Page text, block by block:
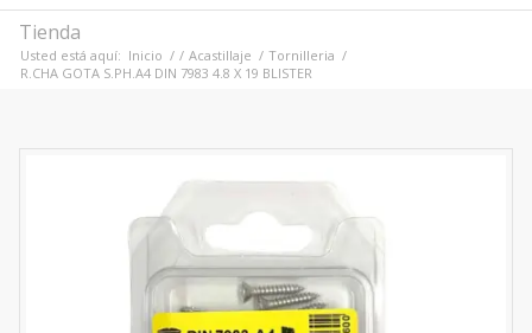
Tienda
Usted está aquí: Inicio / / Acastillaje / Tornilleria /
R.CHA GOTA S.PH.A4 DIN 7983 4.8 X 19 BLISTER